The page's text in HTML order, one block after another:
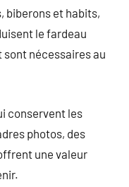
biberons et habits,
le fardeau
nécessaires au
conservent les
photos, des
une valeur